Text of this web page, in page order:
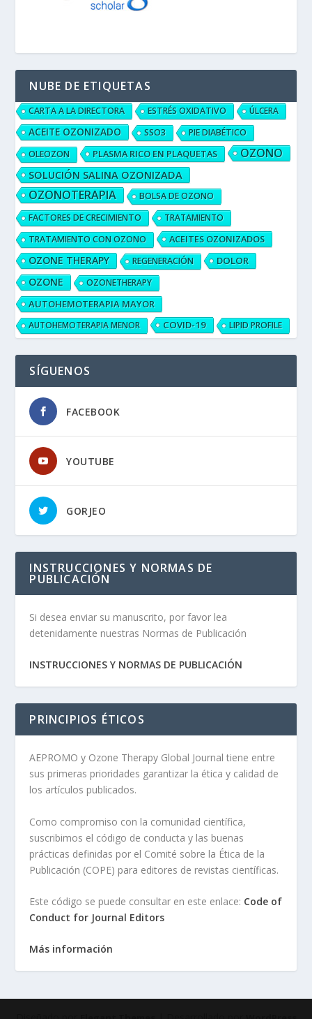
NUBE DE ETIQUETAS
CARTA A LA DIRECTORA ESTRÉS OXIDATIVO ÚLCERA
ACEITE OZONIZADO SSO3
PIE DIABÉTICO
OLEOZON
PLASMA RICO EN PLAQUETAS OZONO
SOLUCIÓN SALINA OZONIZADA
OZONOTERAPIA
BOLSA DE OZONO
FACTORES DE CRECIMIENTO
TRATAMIENTO
TRATAMIENTO CON OZONO
ACEITES OZONIZADOS
OZONE THERAPY REGENERACIÓN DOLOR
OZONE OZONETHERAPY
AUTOHEMOTERAPIA MAYOR
AUTOHEMOTERAPIA MENOR COVID-19 LIPID PROFILE
SÍGUENOS
FACEBOOK
YOUTUBE
GORJEO
INSTRUCCIONES Y NORMAS DE
PUBLICACIÓN
Si desea enviar su manuscrito, por favor lea
detenidamente nuestras Normas de Publicación
INSTRUCCIONES Y NORMAS DE PUBLICACIÓN
PRINCIPIOS ÉTICOS
AEPROMO y Ozone Therapy Global Journal tiene entre
sus primeras prioridades garantizar la ética y calidad de
los artículos publicados.
Como compromiso con la comunidad científica,
suscribimos el código de conducta y las buenas
prácticas definidas por el Comité sobre la Ética de la
Publicación (COPE) para editores de revistas científicas.
Este código se puede consultar en este enlace: Code of
Conduct for Journal Editors
Más información